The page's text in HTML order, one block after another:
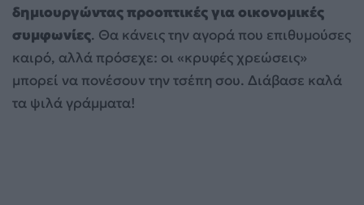
δημιουργώντας προοπτικές για οικονομικές
συμφωνίες. Θα κάνεις την αγορά που επιθυμούσες
καιρό, αλλά πρόσεχε: οι «κρυφές χρεώσεις»
μπορεί να πονέσουν την τσέπη σου. Διάβασε καλά
τα ψιλά γράμματα!